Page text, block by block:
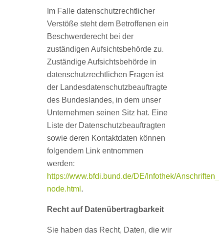
Im Falle datenschutzrechtlicher
Verstöße steht dem Betroffenen ein
Beschwerderecht bei der
zuständigen Aufsichtsbehörde zu.
Zuständige Aufsichtsbehörde in
datenschutzrechtlichen Fragen ist
der Landesdatenschutzbeauftragte
des Bundeslandes, in dem unser
Unternehmen seinen Sitz hat. Eine
Liste der Datenschutzbeauftragten
sowie deren Kontaktdaten können
folgendem Link entnommen
werden:
https://www.bfdi.bund.de/DE/Infothek/
node.html .
Recht auf Datenübertragbarkeit
Sie haben das Recht, Daten, die wir